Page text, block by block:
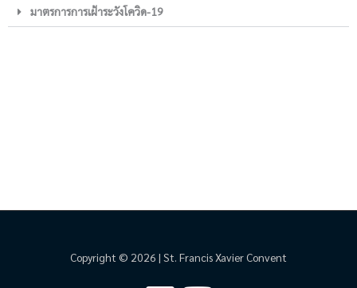
มาตรการการเฝ้าระวังโควิด-19
Copyright © 2026 | St. Francis Xavier Convent